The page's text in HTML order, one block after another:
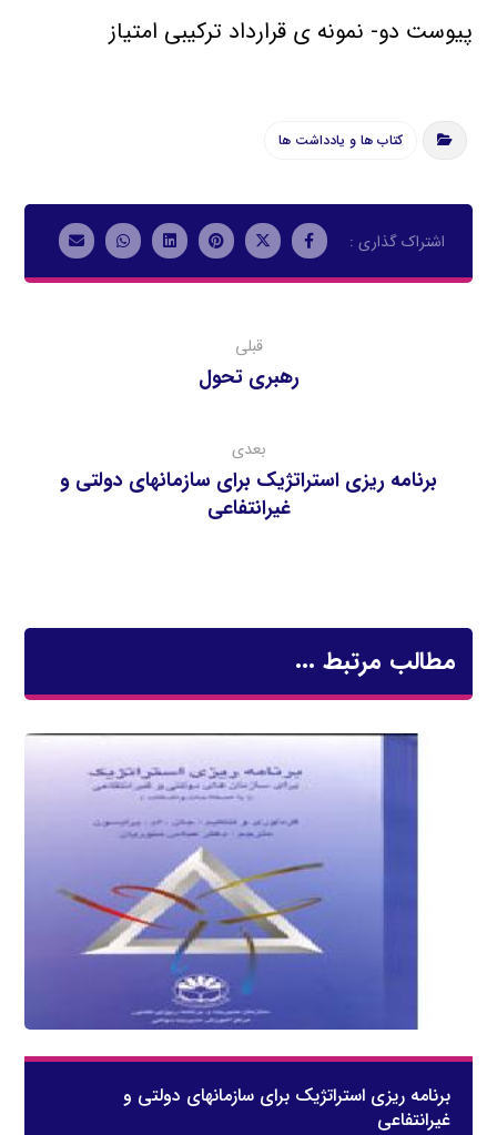
پیوست دو- نمونه ی قرارداد ترکیبی امتیاز
کتاب ها و یادداشت ها
قبلی
رهبري تحول
بعدی
برنامه ریزی استراتژیک برای سازمانهای دولتی و
غیرانتفاعی
مطالب مرتبط ...
برنامه ریزی استراتژیک برای سازمانهای دولتی و
غیرانتفاعی